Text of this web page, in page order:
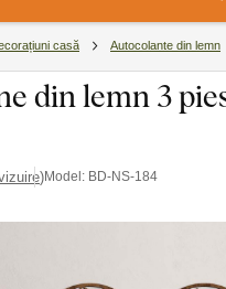
casă Autocolante din lemn
din lemn 3
)Model: BD-NS-184